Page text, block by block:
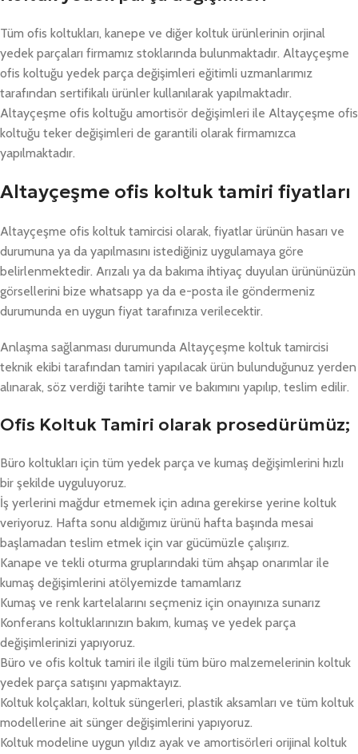
Tüm ofis koltukları, kanepe ve diğer koltuk ürünlerinin orjinal
yedek parçaları firmamız stoklarında bulunmaktadır. Altayçeşme
ofis koltuğu yedek parça değişimleri eğitimli uzmanlarımız
tarafından sertifikalı ürünler kullanılarak yapılmaktadır.
Altayçeşme ofis koltuğu amortisör değişimleri ile Altayçeşme ofis
koltuğu teker değişimleri de garantili olarak firmamızca
yapılmaktadır.
Altayçeşme ofis koltuk tamiri fiyatları
Altayçeşme ofis koltuk tamircisi olarak, fiyatlar ürünün hasarı ve
durumuna ya da yapılmasını istediğiniz uygulamaya göre
belirlenmektedir. Arızalı ya da bakıma ihtiyaç duyulan ürününüzün
görsellerini bize whatsapp ya da e-posta ile göndermeniz
durumunda en uygun fiyat tarafınıza verilecektir.
Anlaşma sağlanması durumunda Altayçeşme koltuk tamircisi
teknik ekibi tarafından tamiri yapılacak ürün bulunduğunuz yerden
alınarak, söz verdiği tarihte tamir ve bakımını yapılıp, teslim edilir.
Ofis Koltuk Tamiri olarak prosedürümüz;
Büro koltukları için tüm yedek parça ve kumaş değişimlerini hızlı
bir şekilde uyguluyoruz.
İş yerlerini mağdur etmemek için adına gerekirse yerine koltuk
veriyoruz. Hafta sonu aldığımız ürünü hafta başında mesai
başlamadan teslim etmek için var gücümüzle çalışırız.
Kanape ve tekli oturma gruplarındaki tüm ahşap onarımlar ile
kumaş değişimlerini atölyemizde tamamlarız
Kumaş ve renk kartelalarını seçmeniz için onayınıza sunarız
Konferans koltuklarınızın bakım, kumaş ve yedek parça
değişimlerinizi yapıyoruz.
Büro ve ofis koltuk tamiri ile ilgili tüm büro malzemelerinin koltuk
yedek parça satışını yapmaktayız.
Koltuk kolçakları, koltuk süngerleri, plastik aksamları ve tüm koltuk
modellerine ait sünger değişimlerini yapıyoruz.
Koltuk modeline uygun yıldız ayak ve amortisörleri orijinal koltuk